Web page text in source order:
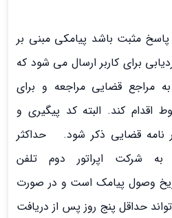
مثبت باشد پیامکی مبنی بر
برای کاربر ارسال می شود که
مراجع قضایی مراجعه و برای
اقدام کند. البته کد پیگیری و
نامه قضایی ذکر شود. حداکثر
به شرکت اپراتور دوم تلفن
۶ ماه از تاریخ وصول پیامک است و در صورت
حداقل پنج روز پس از دریافت